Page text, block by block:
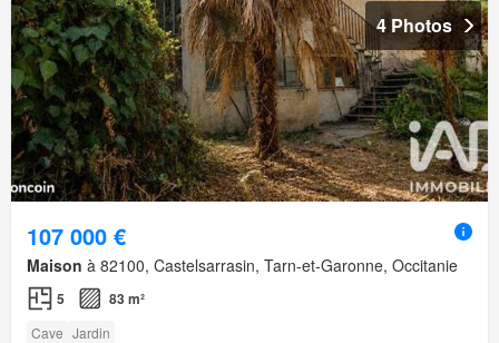
4 Photos
107 000 €
Maison à 82100, Castelsarrasin, Tarn-et-Garonne, Occitanie
5 83 m²
Cave Jardin